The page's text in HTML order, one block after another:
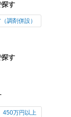
探す
調剤併設）
探す
450万円以上